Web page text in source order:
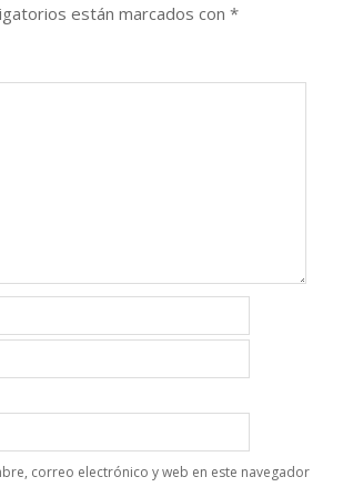
están marcados con *
correo electrónico y web en este navegador